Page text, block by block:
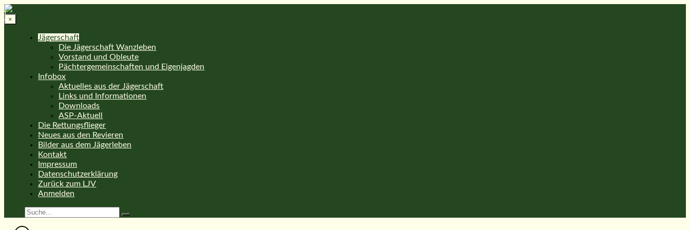
×
Jägerschaft
Die Jägerschaft Wanzleben
Vorstand und Obleute
Pächtergemeinschaften und Eigenjagden
Infobox
Aktuelles aus der Jägerschaft
Links und Informationen
Downloads
ASP-Aktuell
Die Rettungsflieger
Neues aus den Revieren
Bilder aus dem Jägerleben
Kontakt
Impressum
Datenschutzerklärung
Zurück zum LJV
Anmelden